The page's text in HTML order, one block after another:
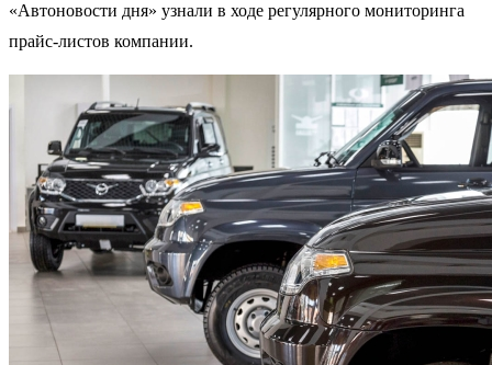
«Автоновости дня» узнали в ходе регулярного мониторинга
прайс-листов компании.